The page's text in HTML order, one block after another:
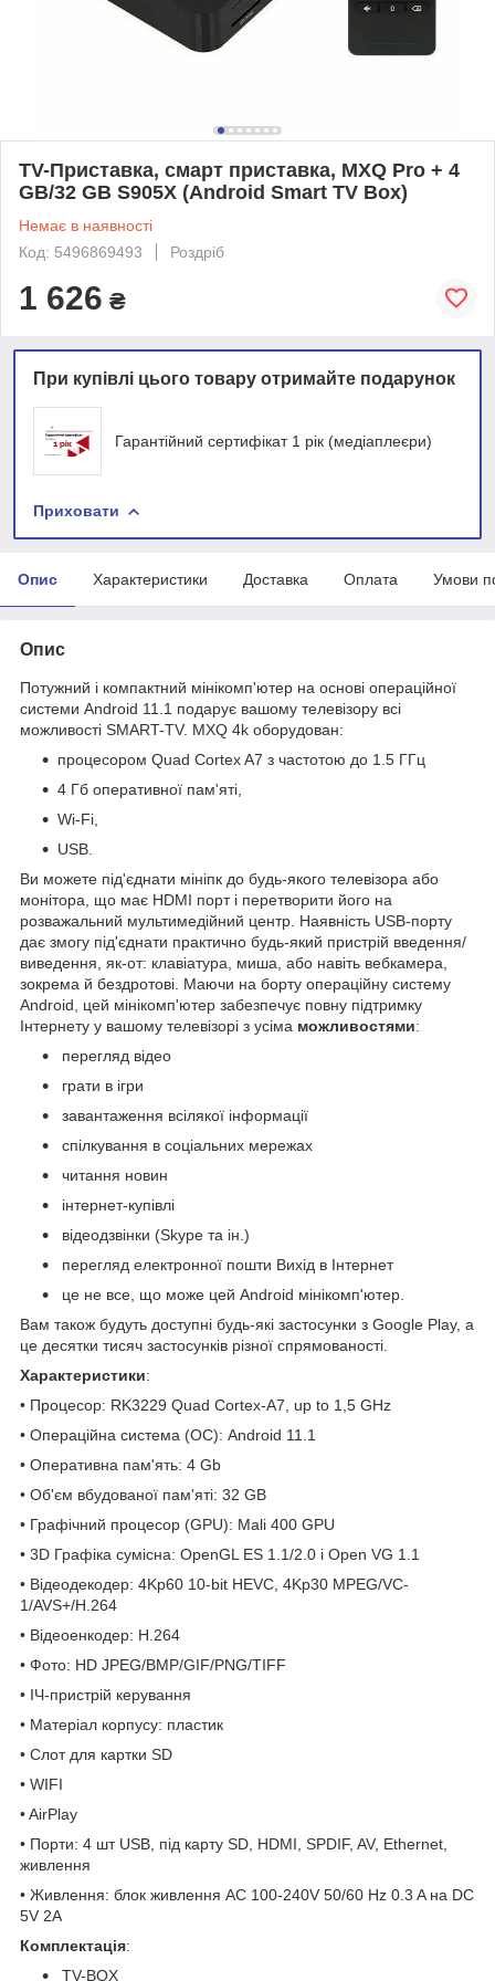
TV-Приставка, смарт приставка, MXQ Pro + 4
GB/32 GB S905X (Android Smart TV Box)
Немає в наявності
Код: 5496869493
Роздріб
1 626 ₴
При купівлі цього товару отримайте подарунок
Гарантійний сертифікат 1 рік (медіаплеєри)
Приховати
Опис Характеристики Доставка Оплата Умови
Опис
Потужний і компактний мінікомп'ютер на основі операційної
системи Android 11.1 подарує вашому телевізору всі
можливості SMART-TV. MXQ 4k оборудован:
процесором Quad Cortex A7 з частотою до 1.5 ГГц
4 Гб оперативної пам'яті,
Wi-Fi,
USB.
Ви можете під'єднати мініпк до будь-якого телевізора або
монітора, що має HDMI порт і перетворити його на
розважальний мультимедійний центр. Наявність USB-порту
дає змогу під'єднати практично будь-який пристрій введення/
виведення, як-от: клавіатура, миша, або навіть вебкамера,
зокрема й бездротові. Маючи на борту операційну систему
Android, цей мінікомп'ютер забезпечує повну підтримку
Інтернету у вашому телевізорі з усіма можливостями:
перегляд відео
грати в ігри
завантаження всілякої інформації
спілкування в соціальних мережах
читання новин
інтернет-купівлі
відеодзвінки (Skype та ін.)
перегляд електронної пошти Вихід в Інтернет
це не все, що може цей Android мінікомп'ютер.
Вам також будуть доступні будь-які застосунки з Google Play, а
це десятки тисяч застосунків різної спрямованості.
Характеристики:
• Процесор: RK3229 Quad Cortex-A7, up to 1,5 GHz
• Операційна система (ОС): Android 11.1
• Оперативна пам'ять: 4 Gb
• Об'єм вбудованої пам'яті: 32 GB
• Графічний процесор (GPU): Mali 400 GPU
• 3D Графіка сумісна: OpenGL ES 1.1/2.0 і Open VG 1.1
• Відеодекодер: 4Kp60 10-bit HEVC, 4Kp30 MPEG/VC-
1/AVS+/H.264
• Відеоенкодер: H.264
• Фото: HD JPEG/BMP/GIF/PNG/TIFF
• ІЧ-пристрій керування
• Матеріал корпусу: пластик
• Слот для картки SD
• WIFI
• AirPlay
• Порти: 4 шт USB, під карту SD, HDMI, SPDIF, AV, Ethernet,
живлення
• Живлення: блок живлення AC 100-240V 50/60 Hz 0.3 A на DC
5V 2A
Комплектація:
TV-BOX